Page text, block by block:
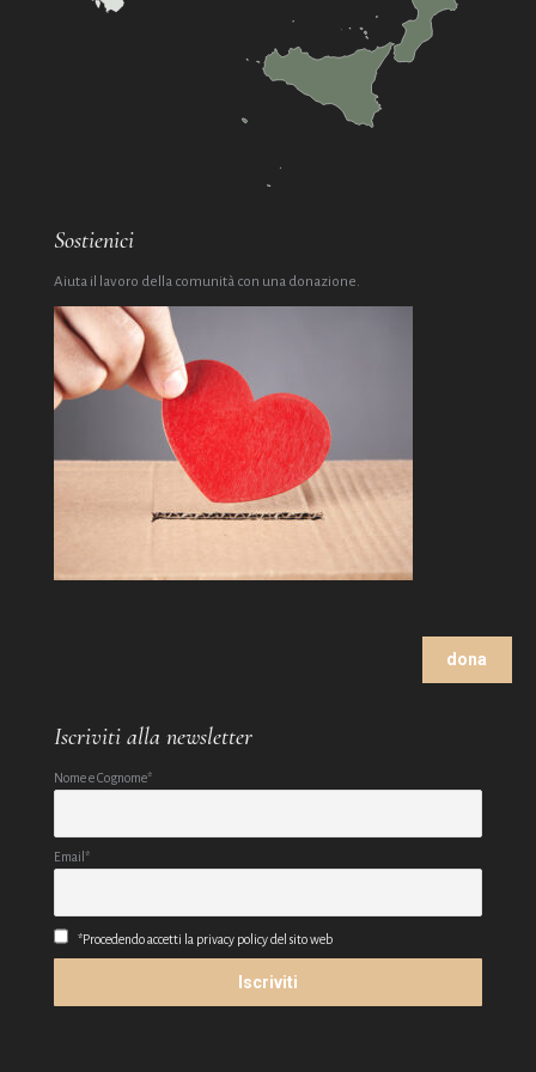
Sostienici
Aiuta il lavoro della comunità con una donazione.
dona
Iscriviti alla newsletter
Nome e Cognome*
Email*
*Procedendo accetti la privacy policy del sito web